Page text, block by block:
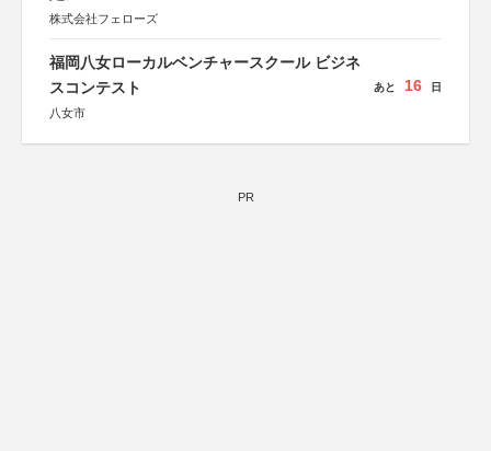
株式会社フェローズ
福岡八女ローカルベンチャースクール ビジネ
スコンテスト
八女市
あと 16 日
PR